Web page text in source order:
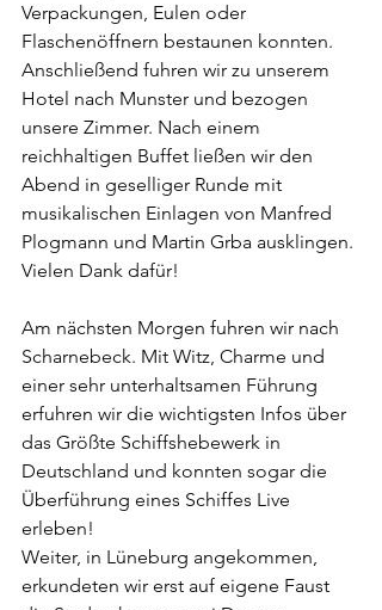
Verpackungen, Eulen oder
Flaschenöffnern bestaunen konnten.
Anschließend fuhren wir zu unserem
Hotel nach Munster und bezogen
unsere Zimmer. Nach einem
reichhaltigen Buffet ließen wir den
Abend in geselliger Runde mit
musikalischen Einlagen von Manfred
Plogmann und Martin Grba ausklingen.
Vielen Dank dafür!
Am nächsten Morgen fuhren wir nach
Scharnebeck. Mit Witz, Charme und
einer sehr unterhaltsamen Führung
erfuhren wir die wichtigsten Infos über
das Größte Schiffshebewerk in
Deutschland und konnten sogar die
Überführung eines Schiffes Live
erleben!
Weiter, in Lüneburg angekommen,
erkundeten wir erst auf eigene Faust